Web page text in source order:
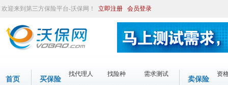
欢迎来到第三方保险平台-沃保网！ 立即注册 会员登录
首页 买保险
找代理人 找险种 需求测试
卖保险
资